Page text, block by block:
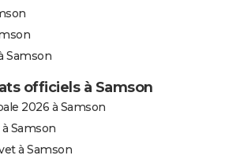
Samson
officiels à Samson
2026 à Samson
Samson
à Samson